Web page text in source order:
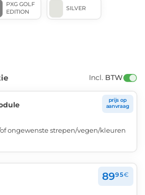
PXG GOLF
EDITION
SILVER
Incl. BTW
prijs op
aanvraag
ongewenste strepen/vegen/kleuren
8995€